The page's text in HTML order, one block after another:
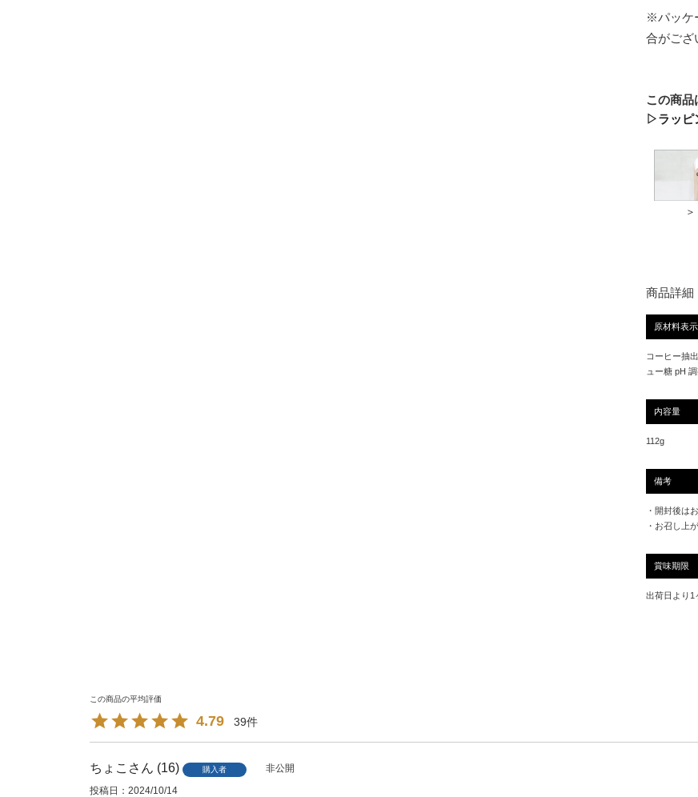
※パッケ
合がござ
この商品
▷ラッピ
商品詳細
原材料表示
コーヒー抽
ュー糖 pH
内容量
112g
備考
・開封後は
・お召し上
賞味期限
出荷日より1
4.79 39
ちょこ 16 購入者
非公開
投稿日
2024/10/14